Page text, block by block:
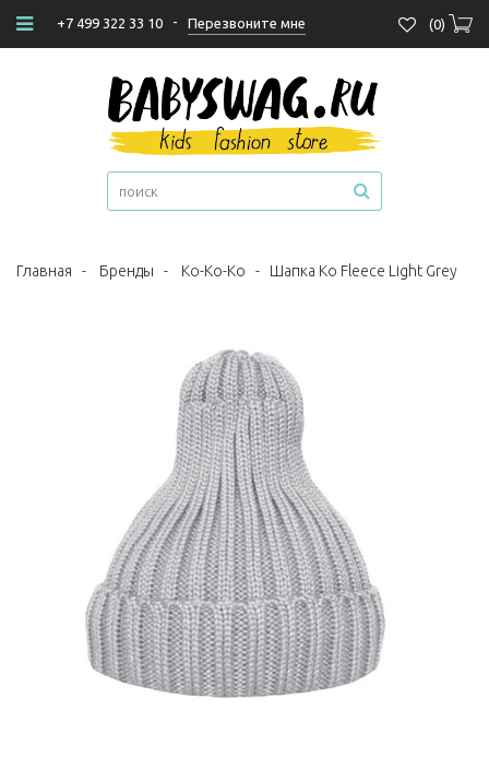
+7 499 322 33 10 - Перезвоните мне (0)
Главная - Бренды - Ko-Ko-Ko - Шапка Ko Fleece Light Grey